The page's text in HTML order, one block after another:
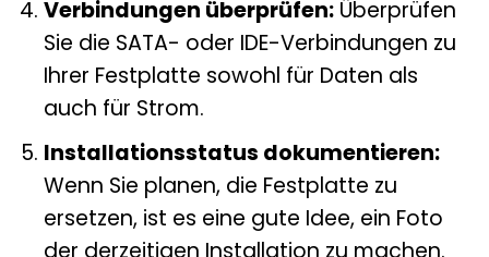
Verbindungen überprüfen:Überprüfen
Sie die SATA- oder IDE-Verbindungen zu
Ihrer Festplatte sowohl für Daten als
auch für Strom.
Installationsstatus dokumentieren:
Wenn Sie planen, die Festplatte zu
ersetzen, ist es eine gute Idee, ein Foto